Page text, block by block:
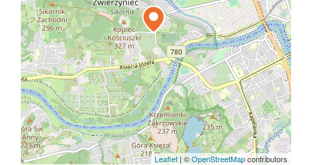
Leaflet | ©OpenStreetMapcontributors